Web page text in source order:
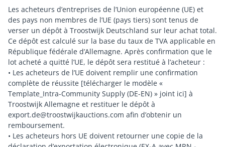
Les acheteurs d’entreprises de l’Union européenne (UE) et
des pays non membres de l’UE (pays tiers) sont tenus de
verser un dépôt à Troostwijk Deutschland sur leur achat total.
Ce dépôt est calculé sur la base du taux de TVA applicable en
République fédérale d’Allemagne. Après confirmation que le
lot acheté a quitté l’UE, le dépôt sera restitué à l’acheteur :
• Les acheteurs de l’UE doivent remplir une confirmation
complète de réussite [télécharger le modèle «
Template_Intra-Community Supply (DE-EN) » joint ici] à
Troostwijk Allemagne et restituer le dépôt à
export.de@troostwijkauctions.com afin d’obtenir un
remboursement.
• Les acheteurs hors UE doivent retourner une copie de la